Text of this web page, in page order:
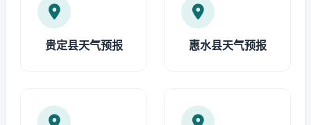
贵定县天气预报 惠水县天气预报